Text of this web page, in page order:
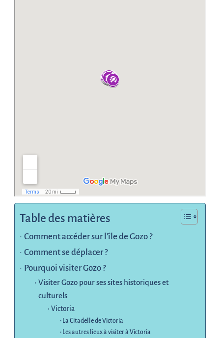
Table des matières
Comment accéder sur l’île de Gozo ?
Comment se déplacer ?
Pourquoi visiter Gozo ?
Visiter Gozo pour ses sites historiques et
culturels
Victoria
La Citadelle de Victoria
Les autres lieux à visiter à Victoria